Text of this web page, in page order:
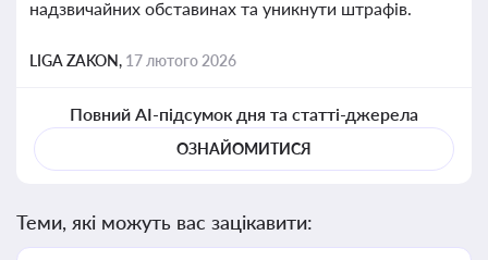
надзвичайних обставинах та уникнути штрафів.
LIGA ZAKON, 17 лютого 2026
Повний AI-підсумок дня та статті-джерела
ОЗНАЙОМИТИСЯ
Теми, які можуть вас зацікавити: